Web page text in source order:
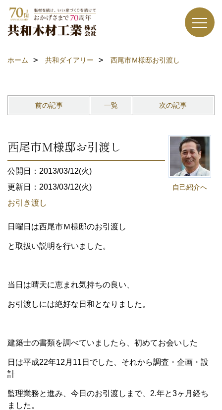
ホーム 共和ダイアリー 西尾市Ｍ様邸お引渡し
前の記事 一覧 次の記事
自己紹介へ
西尾市Ｍ様邸お引渡し
公開日：2013/03/12(火)
更新日：2013/03/12(火)
お引き渡し
日曜日は西尾市Ｍ様邸のお引渡し
と取扱い説明を行いました。
当日は晴天に恵まれ気持ちの良い、
お引渡しには絶好な日和となりました。
建築士の書類を調べていましたら、初めてお会いした
日は平成22年12月11日でした、それから調査・企画・設
計
監理業務と進み、今日のお引渡しまで、2.年と3ヶ月経ち
ました。